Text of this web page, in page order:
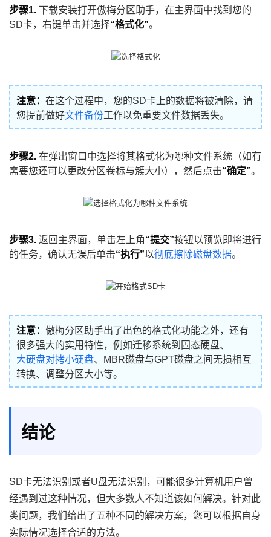
步骤1. 下载安装打开傲梅分区助手，在主界面中找到您的
SD卡，右键单击并选择“格式化”。
注意： 在这个过程中，您的SD卡上的数据将被清除，请
您提前做好文件备份工作以免重要文件数据丢失。
步骤2. 在弹出窗口中选择将其格式化为哪种文件系统（如有
需要您还可以更改分区卷标与簇大小），然后点击“确定”。
步骤3. 返回主界面，单击左上角“提交”按钮以预览即将进行
的任务，确认无误后单击“执行”以彻底擦除磁盘数据。
注意： 傲梅分区助手出了出色的格式化功能之外，还有
很多强大的实用特性，例如迁移系统到固态硬盘、
大硬盘对拷小硬盘、MBR磁盘与GPT磁盘之间无损相互
转换、调整分区大小等。
结论
SD卡无法识别或者U盘无法识别，可能很多计算机用户曾
经遇到过这种情况，但大多数人不知道该如何解决。针对此
类问题，我们给出了五种不同的解决方案，您可以根据自身
实际情况选择合适的方法。